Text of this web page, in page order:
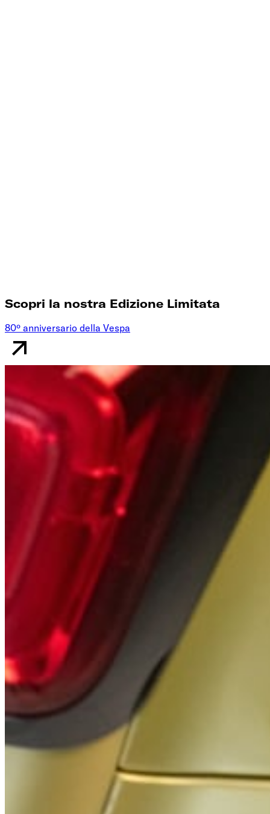
Scopri la nostra Edizione Limitata
80º anniversario della Vespa